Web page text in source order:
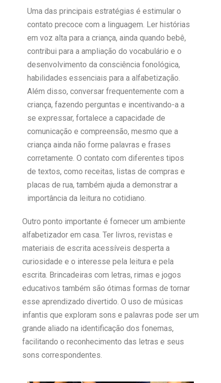
Uma das principais estratégias é estimular o
contato precoce com a linguagem. Ler histórias
em voz alta para a criança, ainda quando bebê,
contribui para a ampliação do vocabulário e o
desenvolvimento da consciência fonológica,
habilidades essenciais para a alfabetização.
Além disso, conversar frequentemente com a
criança, fazendo perguntas e incentivando-a a
se expressar, fortalece a capacidade de
comunicação e compreensão, mesmo que a
criança ainda não forme palavras e frases
corretamente. O contato com diferentes tipos
de textos, como receitas, listas de compras e
placas de rua, também ajuda a demonstrar a
importância da leitura no cotidiano.
Outro ponto importante é fornecer um ambiente
alfabetizador em casa. Ter livros, revistas e
materiais de escrita acessíveis desperta a
curiosidade e o interesse pela leitura e pela
escrita. Brincadeiras com letras, rimas e jogos
educativos também são ótimas formas de tornar
esse aprendizado divertido. O uso de músicas
infantis que exploram sons e palavras pode ser um
grande aliado na identificação dos fonemas,
facilitando o reconhecimento das letras e seus
sons correspondentes.